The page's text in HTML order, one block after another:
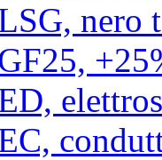
nero